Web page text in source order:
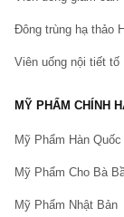
Đông trùng hạ thảo
Viên uống nội tiết tố
MỸ PHẨM CHÍNH
Mỹ Phẩm Hàn Quốc
Mỹ Phẩm Cho Bà
Mỹ Phẩm Nhật Bản